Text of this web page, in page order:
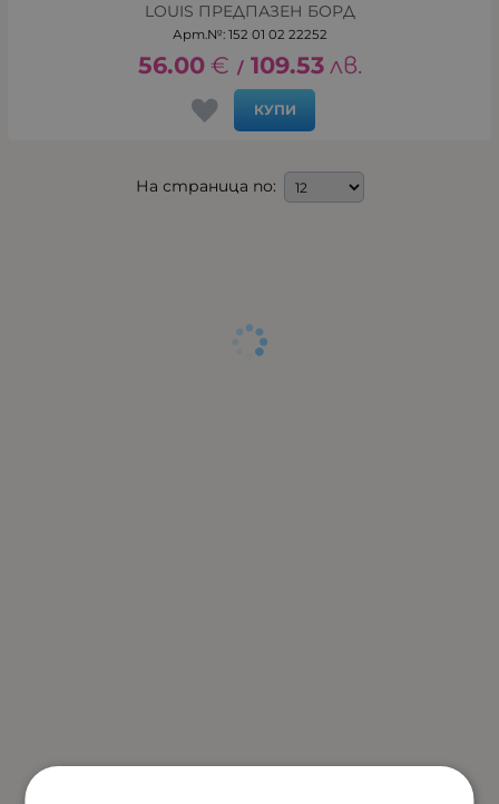
LOUIS ПРЕДПАЗЕН БОРД
Арт.№: 152 01 02 22252
56.00 € / 109.53 лв.
КУПИ
На страница по: